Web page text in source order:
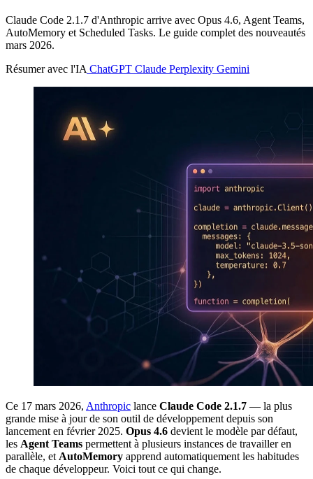
Claude Code 2.1.7 d'Anthropic arrive avec Opus 4.6, Agent Teams,
AutoMemory et Scheduled Tasks. Le guide complet des nouveautés
mars 2026.
Résumer avec l'IA ChatGPT Claude Perplexity Gemini
Ce 17 mars 2026, Anthropic lance Claude Code 2.1.7 — la plus
grande mise à jour de son outil de développement depuis son
lancement en février 2025. Opus 4.6 devient le modèle par défaut,
les Agent Teams permettent à plusieurs instances de travailler en
parallèle, et AutoMemory apprend automatiquement les habitudes
de chaque développeur. Voici tout ce qui change.